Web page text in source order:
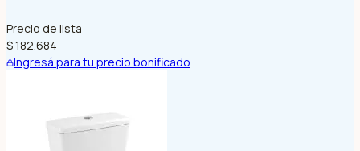
Precio de lista
$ 182.684
Ingresá para tu precio bonificado